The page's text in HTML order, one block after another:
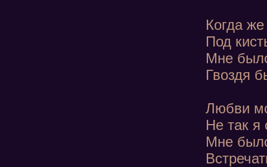
Когда
Под
Мне
Гвоздя
Любви
Не так
Мне